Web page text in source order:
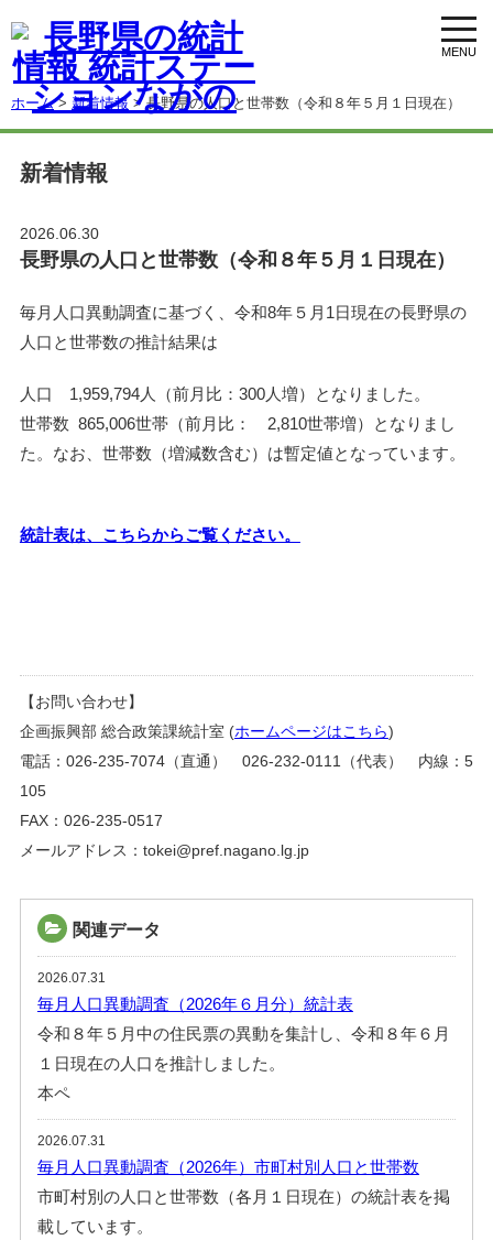
ホーム> 新着情報 > 長野県の人口と世帯数（令和８年５月１日現在）
新着情報
2026.06.30
長野県の人口と世帯数（令和８年５月１日現在）
毎月人口異動調査に基づく、令和8年５月1日現在の長野県の
人口と世帯数の推計結果は
人口 1,959,794人（前月比：300人増）となりました。
世帯数 865,006世帯（前月比： 2,810世帯増）となりまし
た。なお、世帯数（増減数含む）は暫定値となっています。
統計表は、こちらからご覧ください。
【お問い合わせ】
企画振興部 総合政策課統計室 (ホームページはこちら)
電話：026-235-7074（直通） 026-232-0111（代表） 内線：5
105
FAX：026-235-0517
メールアドレス：tokei@pref.nagano.lg.jp
関連データ
2026.07.31
毎月人口異動調査（2026年６月分）統計表
令和８年５月中の住民票の異動を集計し、令和８年６月
１日現在の人口を推計しました。
本ペ
2026.07.31
毎月人口異動調査（2026年）市町村別人口と世帯数
市町村別の人口と世帯数（各月１日現在）の統計表を掲
載しています。